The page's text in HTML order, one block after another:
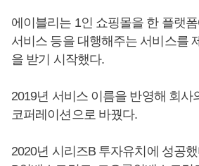
에이블리는 1인 쇼핑몰을 한 플랫
서비스 등을 대행해주는 서비스를
을 받기 시작했다.
2019년 서비스 이름을 반영해 회사
코퍼레이션으로 바꿨다.
2020년 시리즈B 투자유치에 성공